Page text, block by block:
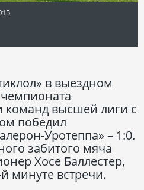
в выездном
команд высшей лиги с
победил
Уротеппа» – 1:0.
забитого мяча
Хосе Баллестер,
минуте встречи.